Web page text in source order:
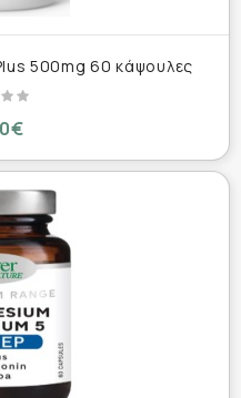
500mg 60 κάψουλες